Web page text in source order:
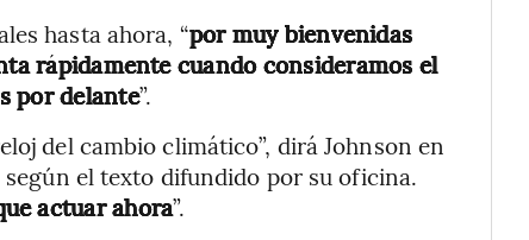
hasta ahora, “por muy bienvenidas
rápidamente cuando consideramos el
por delante”.
del cambio climático”, dirá Johnson en
el texto difundido por su oficina.
actuar ahora”.